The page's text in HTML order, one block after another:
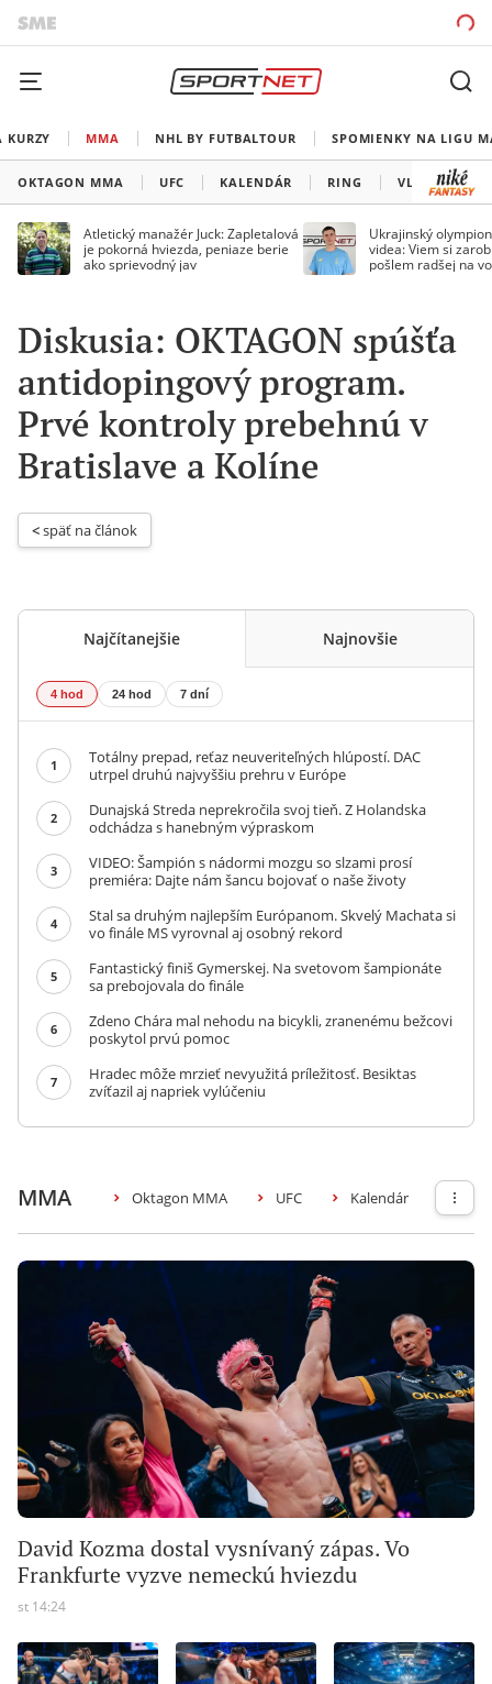
KURZY MMA NHL BY FUTBALTOUR SPOMIENKY NA LIGU
OKTAGON MMA UFC KALENDÁR RING VLADOV ROH
Atletický manažér Juck: Zapletalová
je pokorná hviezda, peniaze berie
ako sprievodný jav
Ukrajinský
videa: Viem si
pošlem radšej na
Diskusia: OKTAGON spúšťa
antidopingový program.
Prvé kontroly prebehnú v
Bratislave a Kolíne
< späť na článok
Najčítanejšie Najnovšie
4 hod 24 hod 7 dní
1
Totálny prepad, reťaz neuveriteľných hlúpostí. DAC
utrpel druhú najvyššiu prehru v Európe
2
Dunajská Streda neprekročila svoj tieň. Z Holandska
odchádza s hanebným výpraskom
3
VIDEO: Šampión s nádormi mozgu so slzami prosí
premiéra: Dajte nám šancu bojovať o naše životy
4
Stal sa druhým najlepším Európanom. Skvelý Machata si
vo finále MS vyrovnal aj osobný rekord
5
Fantastický finiš Gymerskej. Na svetovom šampionáte
sa prebojovala do finále
6
Zdeno Chára mal nehodu na bicykli, zranenému bežcovi
poskytol prvú pomoc
7
Hradec môže mrzieť nevyužitá príležitosť. Besiktas
zvíťazil aj napriek vylúčeniu
MMA Oktagon MMA UFC Kalendár
David Kozma dostal vysnívaný zápas. Vo
Frankfurte vyzve nemeckú hviezdu
st 14:24